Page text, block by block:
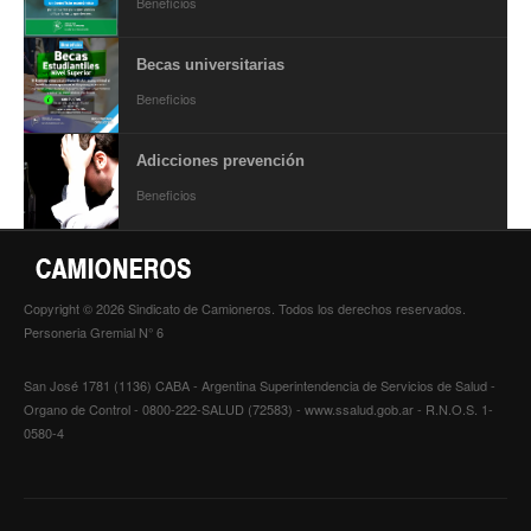
Escalas desde 1969
Acuerdos y homolog.
Acuerdos empresa
Planilla de km
Pago de aportes por CBU
Otros
Libre deuda y conflicto
Becas universitarias
Beneficios
Adicciones prevención
Beneficios
Copyright © 2026 Sindicato de Camioneros. Todos los derechos reservados.
Personeria Gremial N° 6
San José 1781 (1136) CABA - Argentina Superintendencia de Servicios de Salud -
Organo de Control - 0800-222-SALUD (72583) - www.ssalud.gob.ar - R.N.O.S. 1-
0580-4